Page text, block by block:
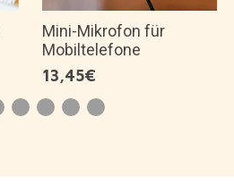
Mini-Mikrofon für
Mobiltelefone
13,45€